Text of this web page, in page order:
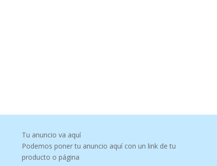
Tu anuncio va aquí
Podemos poner tu anuncio aquí con un link de tu
producto o página